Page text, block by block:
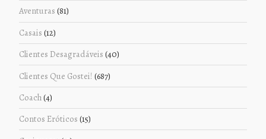
Aventuras (81)
Casais (12)
Clientes Desagradáveis (40)
Clientes Que Gostei! (687)
Coach(4)
Contos Eróticos (15)